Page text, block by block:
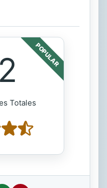
POPULAR
Totales